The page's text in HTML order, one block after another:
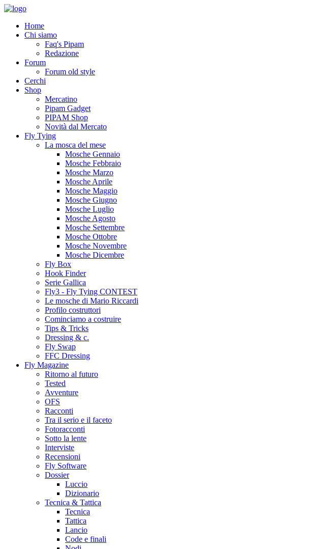
Home
Chi siamo
Faq's Pipam
Redazione
Forum
Forum old style
Cerchi
Shop
Mercatino
Pipam Gadget
PIPAM Shop
Novità dal Mercato
Fly Tying
La mosca del mese
Mosche Gennaio
Mosche Febbraio
Mosche Marzo
Mosche Aprile
Mosche Maggio
Mosche Giugno
Mosche Luglio
Mosche Agosto
Mosche Settembre
Mosche Ottobre
Mosche Novembre
Mosche Dicembre
Fly Box
Hook Finder
Serie Gallica
Fly3 - Fly Tying CONTEST
Le mosche di Mario Riccardi
Profilo costruttori
Cominciamo a costruire
Tips & Tricks
Dressing & c.
Fly Swap
FFC Dressing
Fly Magazine
Ritorno al futuro
Tested
Avventure
OFS
Racconti
Tra il serio e il faceto
Fotoracconti
Sotto la lente
Interviste
Recensioni
Fly Software
Dossier
Luccio
Dizionario
Tecnica & Tattica
Tecnica
Tattica
Lancio
Code e finali